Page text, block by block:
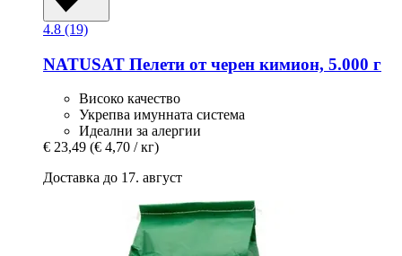
4.8 (19)
NATUSAT Пелети от черен кимион, 5.000 г
Високо качество
Укрепва имунната система
Идеални за алергии
€ 23,49 (€ 4,70 / кг)
Доставка до 17. август